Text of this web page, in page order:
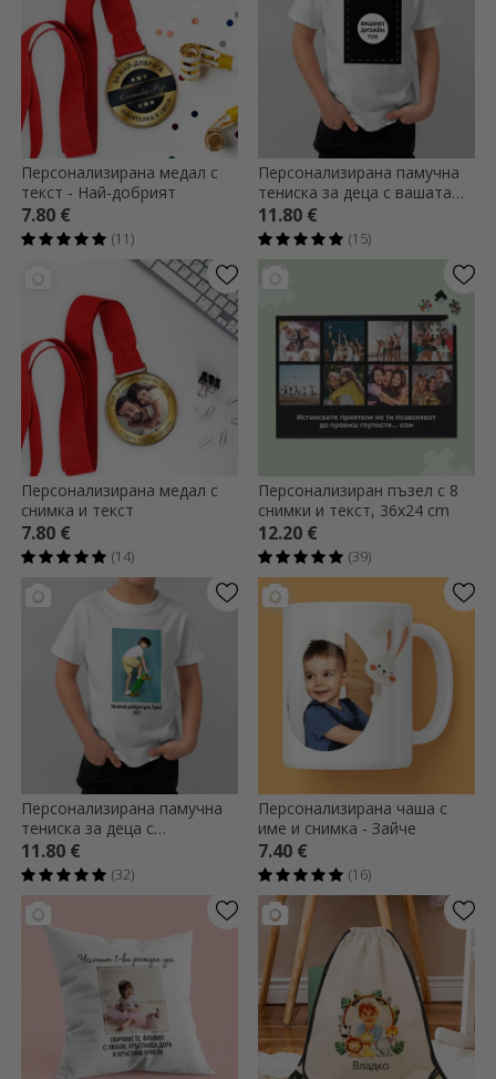
Персонализирана медал с
текст - Най-добрият
7.80 €
(11)
Персонализирана памучна
тениска за деца с вашата
портретна графика
11.80 €
(15)
Персонализирана медал с
снимка и текст
7.80 €
(14)
Персонализиран пъзел с 8
снимки и текст, 36x24 cm
12.20 €
(39)
Персонализирана памучна
тениска за деца с
портретна снимка и текст
11.80 €
(32)
Персонализирана чаша с
име и снимка - Зайче
7.40 €
(16)